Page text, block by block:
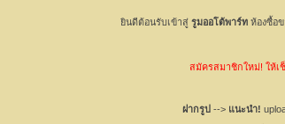
ยินดีต้อนรับเข้าสู่ รูมออโต้พาร์ทห้องซื้อข
สมัครสมาชิกใหม่! ให้เ
ฝากรูป --> แนะนำ!